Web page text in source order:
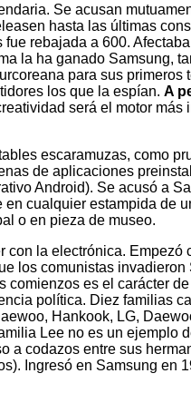
Se acusan
hasta las últimas
rebajada a 600.
la ha ganado Samsung,
para sus
los que la espían. A
será el motor
escaramuzas, como
de aplicaciones
Android). Se acusó a
cualquier estampida
o en pieza de museo.
con la electrónica.
los comunistas
comienzos es el carácter
política. Diez familias
Hankook, LG,
Lee no es un ejemplo
a codazos entre sus
Ingresó en Samsung